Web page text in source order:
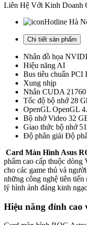
Liên Hệ Với Kinh Doanh
Hotline Hà
Chi tiết sản phẩm
Nhân đồ họa
Hiệu năng AI
Bus tiêu chuẩn PCI
Xung nhịp
Nhân CUDA 21760
Tốc độ bộ nhớ 28
OpenGL OpenGL
Bộ nhớ Video 32
Giao thức bộ nhớ
Độ phân giải Độ
Card Màn Hình Asus
phẩm cao cấp thuộc
cho các game thủ và
những công nghệ tiên
lý hình ảnh đáng kinh
Hiệu năng đỉnh cao